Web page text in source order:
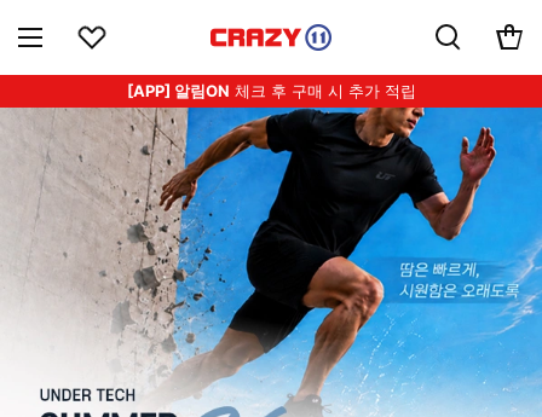
[APP] 알림ON 체크 후 구매 시 추가 적립